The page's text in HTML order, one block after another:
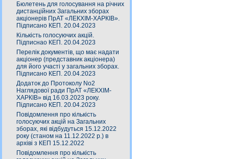
Бюлетень для голосування на річних
дистанційних Загальних зборах
акціонерів ПрАТ «ЛЕКХІМ-ХАРКІВ».
Підписано КЕП. 20.04.2023
Кількість голосуючих акцій.
Підписнао КЕП. 20.04.2023
Перелік документів, що має надати
акціонер (представник акціонера)
для його участі у загальних зборах.
Підписано КЕП. 20.04.2023
Додаток до Протоколу No2
Наглядової ради ПрАТ «ЛЕКХІМ-
ХАРКІВ» від 16.03.2023 року.
Підписано КЕП. 20.04.2023
Повідомлення про кількість
голосуючих акцій на Загальних
зборах, які відбудуться 15.12.2022
року (станом на 11.12.2022 р.) в
архіві з КЕП 15.12.2022
Повідомлення про кількість